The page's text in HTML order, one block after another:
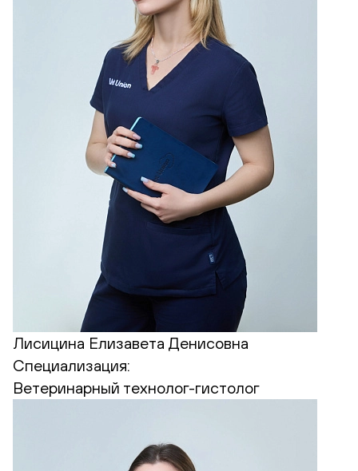
Лисицина Елизавета Денисовна
Специализация:
Ветеринарный технолог-гистолог